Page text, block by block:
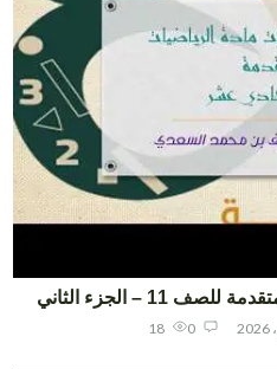
الجزء الثاني
18